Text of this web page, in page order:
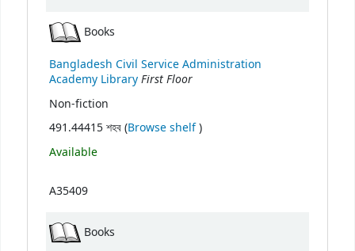
Books
Bangladesh Civil Service Administration
Academy LibraryFirst Floor
Non-fiction
491.44415 শহব (Browse shelf(Opens below)
)
Available
A35409
Books